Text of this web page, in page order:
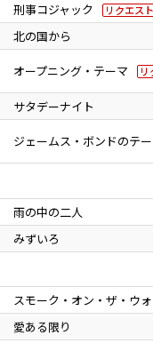
刑事コジャック リクエス
北の国から
オープニング・テーマ
サタデーナイト
ジェームス・ボンドのテ
雨の中の二人
みずいろ
スモーク・オン・ザ・ウ
愛ある限り